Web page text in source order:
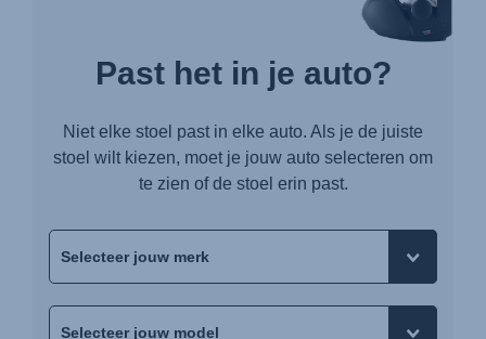
Past het in je auto?
Niet elke stoel past in elke auto. Als je de juiste
stoel wilt kiezen, moet je jouw auto selecteren om
te zien of de stoel erin past.